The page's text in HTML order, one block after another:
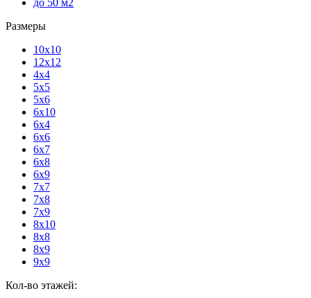
Размеры
10х10
12х12
4х4
5х5
5х6
6х10
6х4
6х6
6х7
6х8
6х9
7х7
7х8
7х9
8х10
8х8
8х9
9х9
Кол-во этажей: